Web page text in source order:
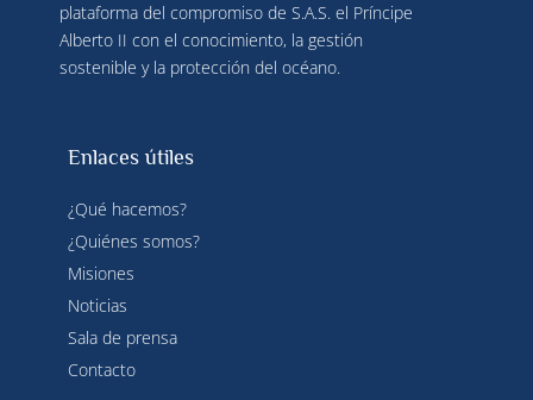
plataforma del compromiso de S.A.S. el Príncipe
Alberto II con el conocimiento, la gestión
sostenible y la protección del océano.
Enlaces útiles
¿Qué hacemos?
¿Quiénes somos?
Misiones
Noticias
Sala de prensa
Contacto